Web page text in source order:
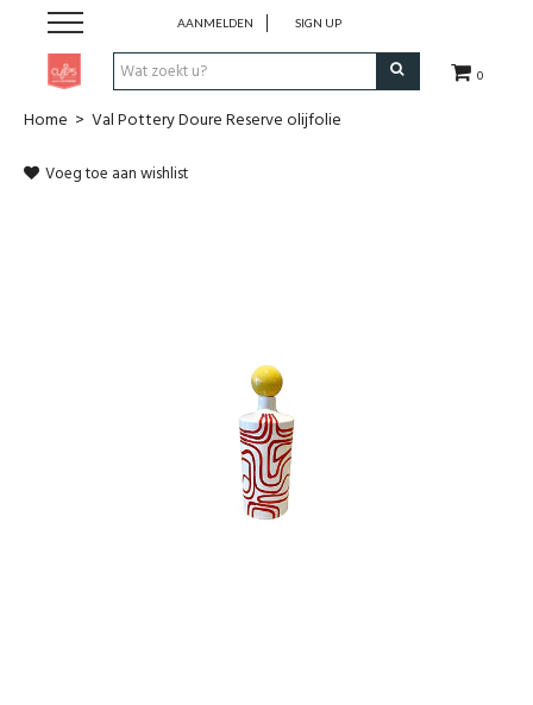
0
AANMELDEN SIGN UP
Pen & Papier
Home > Val Pottery Doure Reserve olijfolie
Voeg toe aan wishlist